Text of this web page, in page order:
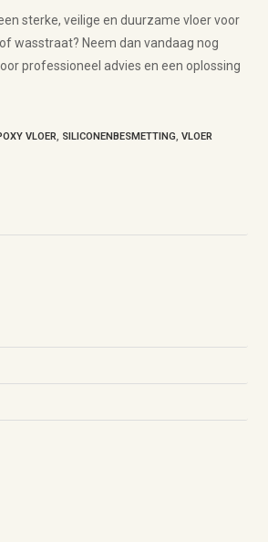
sterke, veilige en duurzame vloer voor
wasstraat? Neem dan vandaag nog
professioneel advies en een oplossing
VLOER SILICONENBESMETTING VLOER